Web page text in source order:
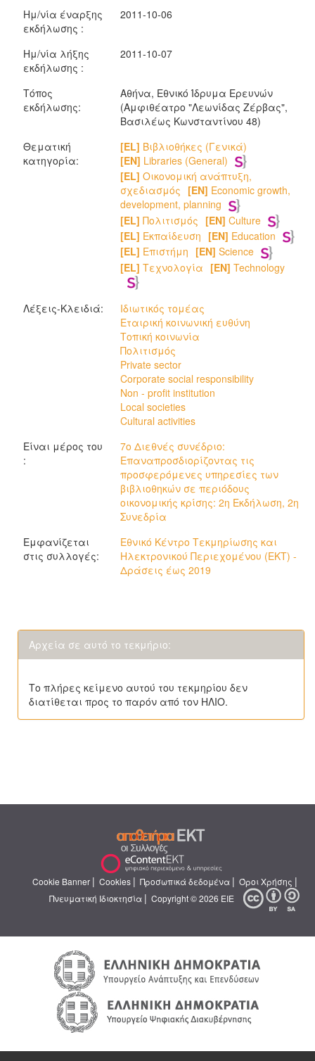
Ημ/νία έναρξης
εκδήλωσης :
2011-10-06
Ημ/νία λήξης
εκδήλωσης :
2011-10-07
Τόπος
εκδήλωσης:
Αθήνα, Εθνικό Ίδρυμα Ερευνών
(Αμφιθέατρο "Λεωνίδας Ζέρβας",
Bασιλέως Κωνσταντίνου 48)
Θεματική
κατηγορία:
[EL] Βιβλιοθήκες (Γενικά)
[EN] Libraries (General)
[EL] Οικονομική ανάπτυξη,
σχεδιασμός [EN] Economic growth,
development, planning
[EL] Πολιτισμός [EN] Culture
[EL] Εκπαίδευση [EN] Education
[EL] Επιστήμη [EN] Science
[EL] Τεχνολογία [EN] Technology
Λέξεις-Κλειδιά:
Ιδιωτικός τομέας
Εταιρική κοινωνική ευθύνη
Τοπική κοινωνία
Πολιτισμός
Private sector
Corporate social responsibility
Non - profit institution
Local societies
Cultural activities
Είναι μέρος του
:
7ο Διεθνές συνέδριο:
Επαναπροσδιορίζοντας τις
προσφερόμενες υπηρεσίες των
βιβλιοθηκών σε περιόδους
οικονομικής κρίσης: 2η Εκδήλωση, 2η
Συνεδρία
Εμφανίζεται
στις συλλογές:
Εθνικό Κέντρο Τεκμηρίωσης και
Ηλεκτρονικού Περιεχομένου (ΕΚΤ) -
Δράσεις έως 2019
Αρχεία σε αυτό το τεκμήριο:
Το πλήρες κείμενο αυτού του τεκμηρίου δεν
διατίθεται προς το παρόν από τον ΗΛΙΟ.
Cookie Banner | Cookies | Προσωπικά δεδομένα | Όροι Χρήσης |
Πνευματική Ιδιοκτησία | Copyright © 2026 ΕΙΕ